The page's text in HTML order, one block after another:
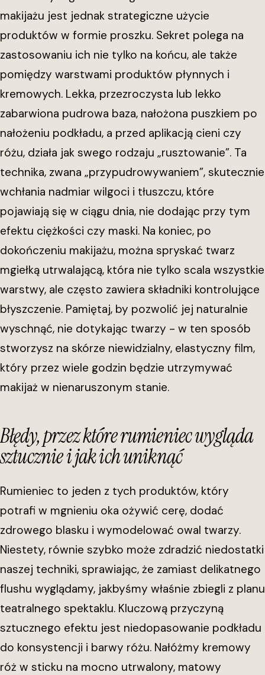
makijażu jest jednak strategiczne użycie
produktów w formie proszku. Sekret polega na
zastosowaniu ich nie tylko na końcu, ale także
pomiędzy warstwami produktów płynnych i
kremowych. Lekka, przezroczysta lub lekko
zabarwiona pudrowa baza, nałożona puszkiem po
nałożeniu podkładu, a przed aplikacją cieni czy
różu, działa jak swego rodzaju „rusztowanie”. Ta
technika, zwana „przypudrowywaniem”, skutecznie
wchłania nadmiar wilgoci i tłuszczu, które
pojawiają się w ciągu dnia, nie dodając przy tym
efektu ciężkości czy maski. Na koniec, po
dokończeniu makijażu, można spryskać twarz
mgiełką utrwalającą, która nie tylko scala wszystkie
warstwy, ale często zawiera składniki kontrolujące
błyszczenie. Pamiętaj, by pozwolić jej naturalnie
wyschnąć, nie dotykając twarzy - w ten sposób
stworzysz na skórze niewidzialny, elastyczny film,
który przez wiele godzin będzie utrzymywać
makijaż w nienaruszonym stanie.
Błędy, przez które rumieniec wygląda
sztucznie i jak ich uniknąć
Rumieniec to jeden z tych produktów, który
potrafi w mgnieniu oka ożywić cerę, dodać
zdrowego blasku i wymodelować owal twarzy.
Niestety, równie szybko może zdradzić niedostatki
naszej techniki, sprawiając, że zamiast delikatnego
flushu wyglądamy, jakbyśmy właśnie zbiegli z planu
teatralnego spektaklu. Kluczową przyczyną
sztucznego efektu jest niedopasowanie podkładu
do konsystencji i barwy różu. Nałóżmy kremowy
róż w sticku na mocno utrwalony, matowy